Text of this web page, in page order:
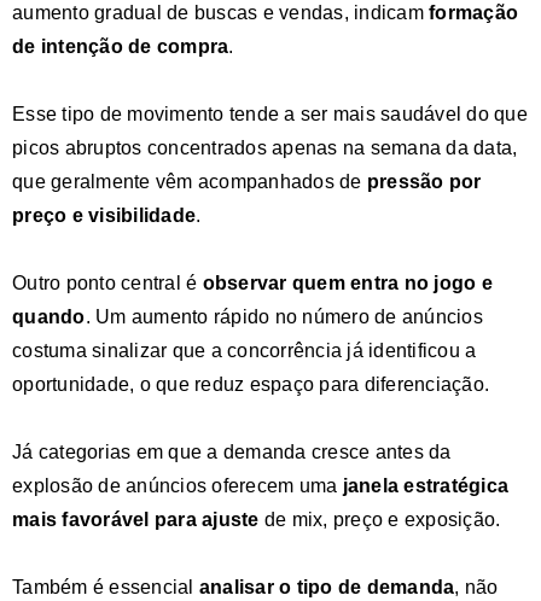
aumento gradual de buscas e vendas, indicam formação
de intenção de compra.
Esse tipo de movimento tende a ser mais saudável do que
picos abruptos concentrados apenas na semana da data,
que geralmente vêm acompanhados de pressão por
preço e visibilidade.
Outro ponto central é observar quem entra no jogo e
quando. Um aumento rápido no número de anúncios
costuma sinalizar que a concorrência já identificou a
oportunidade, o que reduz espaço para diferenciação.
Já categorias em que a demanda cresce antes da
explosão de anúncios oferecem uma janela estratégica
mais favorável para ajuste de mix, preço e exposição.
Também é essencial analisar o tipo de demanda, não